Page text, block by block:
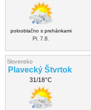
polooblačno s prehánkami
Pi. 7.8.
Slovensko
Plavecký Štvrtok
31/18°C